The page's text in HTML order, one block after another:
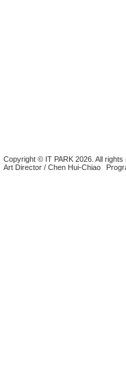
Copyright © IT PARK 2026. All rights
Art Director / Chen Hui-Chiao